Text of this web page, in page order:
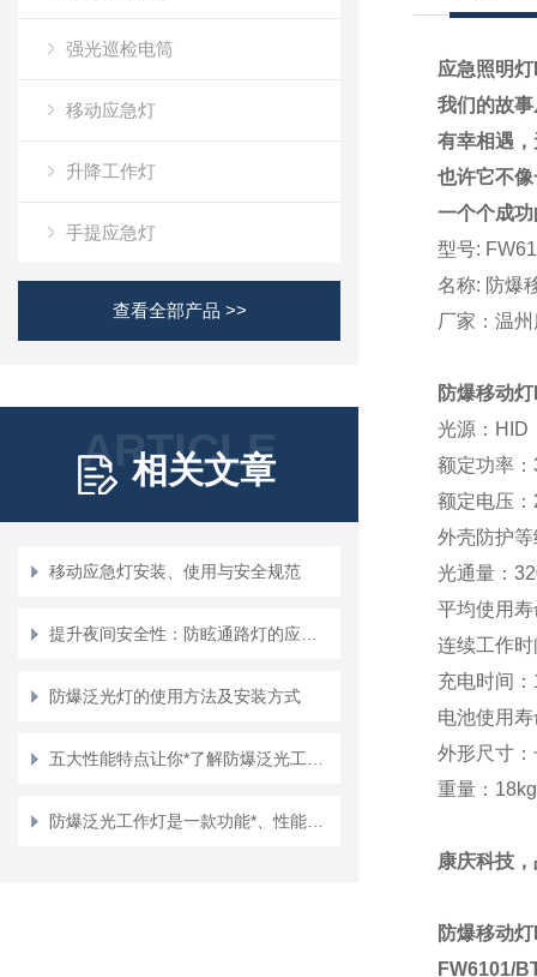
强光巡检电筒
移动应急灯
升降工作灯
手提应急灯
查看全部产品 >>
ARTICLE
相关文章
移动应急灯安装、使用与安全规范
防爆泛光灯的使用方法及安装方式
应急照明
我们的故
有幸相遇
也许它不像
一个个成
型号:
名称: 防爆
厂家：温
防爆移动
光源：HID
额定功率
额定电压：
外壳防护
光通量：
平均使用
连续工作
充电时间
电池使用
外形尺寸
重量：18kg
康庆科技
防爆移动
FW6101/